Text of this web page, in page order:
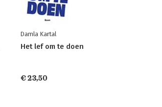
Damla Kartal
Het lef om te doen
€ 23,50